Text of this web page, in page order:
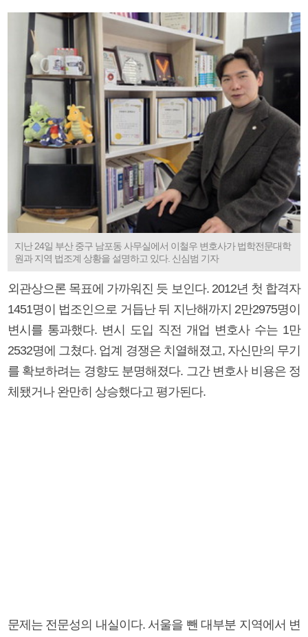
지난 24일 부산 중구 남포동 사무실에서 이철우 변호사가 법학전문대학
원과 지역 법조계 상황을 설명하고 있다. 신심범 기자
외관상으론 목표에 가까워진 듯 보인다. 2012년 첫 합격자
1451명이 법조인으로 거듭난 뒤 지난해까지 2만2975명이
변시를 통과했다. 변시 도입 직전 개업 변호사 수는 1만
2532명에 그쳤다. 업계 경쟁은 치열해졌고, 자신만의 무기
를 확보하려는 경향도 분명해졌다. 그간 변호사 비용은 정
체됐거나 완만히 상승했다고 평가된다.
문제는 전문성의 내실이다. 서울을 뺀 대부분 지역에서 변